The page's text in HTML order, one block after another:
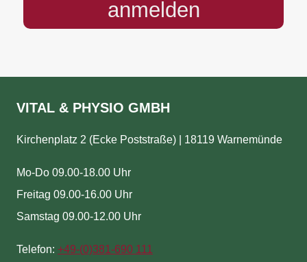
anmelden
VITAL & PHYSIO GMBH
Kirchenplatz 2 (Ecke Poststraße) | 18119 Warnemünde
Mo-Do 09.00-18.00 Uhr
Freitag 09.00-16.00 Uhr
Samstag 09.00-12.00 Uhr
Telefon: +49-(0)381-690 111